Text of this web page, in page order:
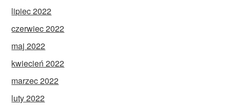
lipiec 2022
czerwiec 2022
maj 2022
kwiecień 2022
marzec 2022
luty 2022